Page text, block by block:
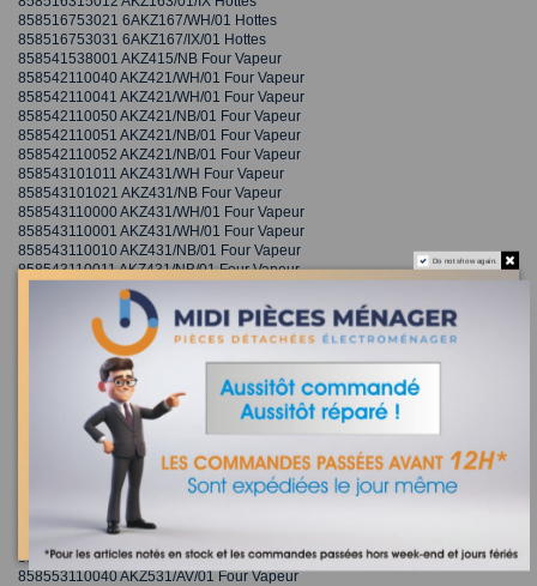
858516753021 6AKZ167/WH/01 Hottes
858516753031 6AKZ167/IX/01 Hottes
858541538001 AKZ415/NB Four Vapeur
858542110040 AKZ421/WH/01 Four Vapeur
858542110041 AKZ421/WH/01 Four Vapeur
858542110050 AKZ421/NB/01 Four Vapeur
858542110051 AKZ421/NB/01 Four Vapeur
858542110052 AKZ421/NB/01 Four Vapeur
858543101011 AKZ431/WH Four Vapeur
858543101021 AKZ431/NB Four Vapeur
858543110000 AKZ431/WH/01 Four Vapeur
858543110001 AKZ431/WH/01 Four Vapeur
858543110010 AKZ431/NB/01 Four Vapeur
858543110011 AKZ431/NB/01 Four Vapeur
858543110012 AKZ431/NB/01 Four Vapeur
858544401011 AKZ444/NB Four Vapeur
858545253001 6AKZ452/WH Four Vapeur
858550110040 AKZ501/WH/01 Four Vapeur
858550110041 AKZ501/WH/01 Four Vapeur
858553101001 AKZ531/AV Four Vapeur
858553106001 AKZ531/WH Four Vapeur
858553106002 AKZ531/WH Four Vapeur
858553106011 AKZ531/NB Four Vapeur
858553106012 AKZ531/NB Four Vapeur
858553110010 AKZ531/WH/01 Four Vapeur
858553110011 AKZ531/WH/01 Four Vapeur
858553110020 AKZ531/NB/01 Four Vapeur
858553110021 AKZ531/NB/01 Four Vapeur
858553110022 AKZ531/NB/01 Four Vapeur
858553110040 AKZ531/AV/01 Four Vapeur
Do not show again.